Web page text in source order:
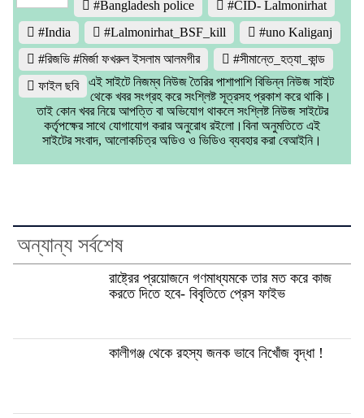
#Bangladesh police
#CID- Lalmonirhat
#India
#Lalmonirhat_BSF_kill
#uno Kaliganj
#রিজভি #মির্জা ফখরুল ইসলাম আলমগীর
#সীমান্তে_হত্যা_কান্ড
ফাইল ছবি
এই সাইটে নিজম্ব নিউজ তৈরির পাশাপাশি বিভিন্ন নিউজ সাইট
থেকে খবর সংগ্রহ করে সংশ্লিষ্ট সূত্রসহ প্রকাশ করে থাকি।
তাই কোন খবর নিয়ে আপত্তি বা অভিযোগ থাকলে সংশ্লিষ্ট নিউজ সাইটের
কর্তৃপক্ষের সাথে যোগাযোগ করার অনুরোধ রইলো।বিনা অনুমতিতে এই
সাইটের সংবাদ, আলোকচিত্র অডিও ও ভিডিও ব্যবহার করা বেআইনি।
অন্যান্য সর্বশেষ
রাষ্ট্রের প্রয়োজনে গণমাধ্যমকে তার মত করে কাজ
করতে দিতে হবে- বিবৃতিতে প্রেস ফাইভ
কালীগঞ্জ থেকে রহস্য জনক ভাবে নিখোঁজ বৃদ্ধা !